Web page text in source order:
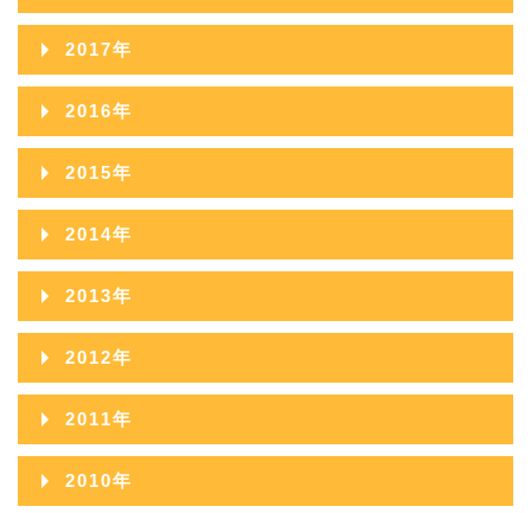
2024年05月
2024年03月
2024年02月
2024年01月
2023年06月
2023年05月
2023年03月
2023年02月
2023年01月
2022年07月
2022年06月
2022年05月
2022年03月
2022年02月
2022年01月
2021年08月
2021年07月
2021年06月
2021年05月
2021年03月
2021年02月
2021年01月
2020年10月
2020年09月
2020年08月
2020年07月
2020年06月
2020年05月
2020年03月
2020年02月
2020年01月
2019年11月
2019年10月
2019年09月
2019年08月
2019年07月
2019年06月
2019年05月
2019年03月
2019年02月
2018年12月
2018年11月
2018年10月
2018年09月
2018年08月
2018年07月
2018年06月
2018年05月
2018年03月
2017年
2017年12月
2017年11月
2017年10月
2017年09月
2017年08月
2017年07月
2017年06月
2017年05月
2016年
2016年12月
2016年11月
2016年10月
2016年09月
2016年08月
2016年07月
2016年06月
2016年05月
2015年
2015年12月
2015年11月
2015年10月
2015年09月
2015年08月
2015年07月
2014年
2014年12月
2014年11月
2014年10月
2014年09月
2014年08月
2013年
2013年12月
2013年11月
2013年10月
2013年09月
2012年
2012年12月
2012年11月
2012年10月
2011年
2011年12月
2010年